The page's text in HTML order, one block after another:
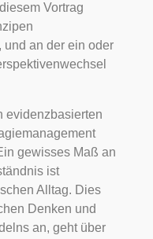
Vortrag
und an der ein oder
evidenzbasierten
gewisses Maß an
ist
Alltag. Dies
Denken und
an, geht über